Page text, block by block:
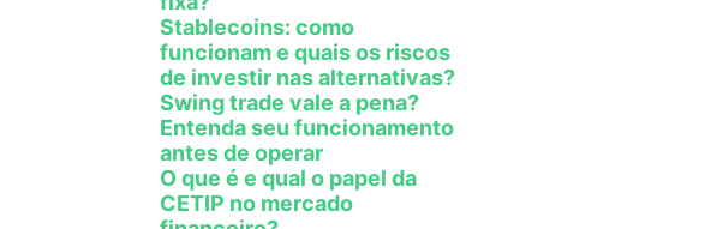
Stablecoins: como
funcionam e quais os riscos
de investir nas alternativas?
Swing trade vale a pena?
Entenda seu funcionamento
antes de operar
O que é e qual o papel da
CETIP no mercado